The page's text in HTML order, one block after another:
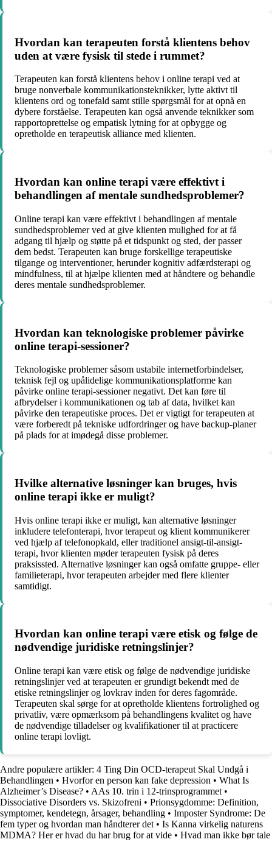
Hvordan kan terapeuten forstå klientens behov
uden at være fysisk til stede i rummet?
Terapeuten kan forstå klientens behov i online terapi ved at
bruge nonverbale kommunikationsteknikker, lytte aktivt til
klientens ord og tonefald samt stille spørgsmål for at opnå en
dybere forståelse. Terapeuten kan også anvende teknikker som
rapportoprettelse og empatisk lytning for at opbygge og
opretholde en terapeutisk alliance med klienten.
Hvordan kan online terapi være effektivt i
behandlingen af mentale sundhedsproblemer?
Online terapi kan være effektivt i behandlingen af mentale
sundhedsproblemer ved at give klienten mulighed for at få
adgang til hjælp og støtte på et tidspunkt og sted, der passer
dem bedst. Terapeuten kan bruge forskellige terapeutiske
tilgange og interventioner, herunder kognitiv adfærdsterapi og
mindfulness, til at hjælpe klienten med at håndtere og behandle
deres mentale sundhedsproblemer.
Hvordan kan teknologiske problemer påvirke
online terapi-sessioner?
Teknologiske problemer såsom ustabile internetforbindelser,
teknisk fejl og upålidelige kommunikationsplatforme kan
påvirke online terapi-sessioner negativt. Det kan føre til
afbrydelser i kommunikationen og tab af data, hvilket kan
påvirke den terapeutiske proces. Det er vigtigt for terapeuten at
være forberedt på tekniske udfordringer og have backup-planer
på plads for at imødegå disse problemer.
Hvilke alternative løsninger kan bruges, hvis
online terapi ikke er muligt?
Hvis online terapi ikke er muligt, kan alternative løsninger
inkludere telefonterapi, hvor terapeut og klient kommunikerer
ved hjælp af telefonopkald, eller traditionel ansigt-til-ansigt-
terapi, hvor klienten møder terapeuten fysisk på deres
praksissted. Alternative løsninger kan også omfatte gruppe- eller
familieterapi, hvor terapeuten arbejder med flere klienter
samtidigt.
Hvordan kan online terapi være etisk og følge de
nødvendige juridiske retningslinjer?
Online terapi kan være etisk og følge de nødvendige juridiske
retningslinjer ved at terapeuten er grundigt bekendt med de
etiske retningslinjer og lovkrav inden for deres fagområde.
Terapeuten skal sørge for at opretholde klientens fortrolighed og
privatliv, være opmærksom på behandlingens kvalitet og have
de nødvendige tilladelser og kvalifikationer til at practicere
online terapi lovligt.
Andre populære artikler: 4 Ting Din OCD-terapeut Skal Undgå i
Behandlingen • Hvorfor en person kan fake depression • What Is
Alzheimer’s Disease? • AAs 10. trin i 12-trinsprogrammet •
Dissociative Disorders vs. Skizofreni • Prionsygdomme: Definition,
symptomer, kendetegn, årsager, behandling • Imposter Syndrome: De
fem typer og hvordan man håndterer det • Is Kanna virkelig naturens
MDMA? Her er hvad du har brug for at vide • Hvad man ikke bør tale